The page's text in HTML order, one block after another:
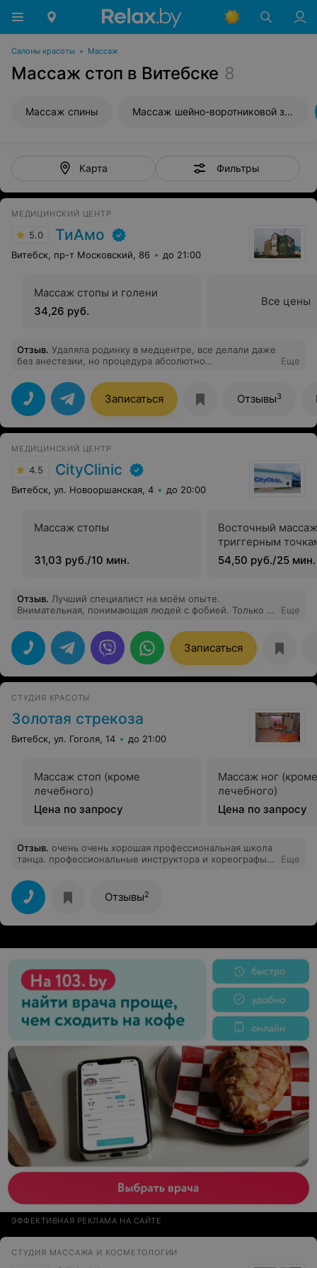
Салоны красоты • Массаж
Массаж стоп в Витебске 8
Массаж спины Массаж шейно-воротниковой зоны
Карта Фильтры
МЕДИЦИНСКИЙ ЦЕНТР
5.0 ТиАмо
Витебск, пр-т Московский, 86 до 21:00
Массаж стопы и голени
34,26 руб.
Все цены
Отзыв. Удаляла родинку в медцентре, все делали даже
без анестезии, но процедура абсолютно
Рекомендую!
Еще
Записаться Отзывы3
МЕДИЦИНСКИЙ ЦЕНТР
4.5 CityClinic
Витебск, ул. Новооршанская, 4 до 20:00
Массаж стопы
31,03 руб./10 мин.
Восточный
триггерным
54,50 руб./25 мин.
Отзыв. Лучший специалист на моём опыте.
Внимательная, понимающая людей с фобией. Только к
Еще
Записаться
СТУДИЯ КРАСОТЫ
Золотая стрекоза
Витебск, ул. Гоголя, 14 до 21:00
Массаж стоп (кроме
лечебного)
Цена по запросу
Массаж ног (кроме
лечебного)
Цена по запросу
Отзыв. очень очень хорошая профессиональная школа
танца. профессиональные инструктора и хореографы,
за это время она стала мне второй семьей. к ученикам
относятся требовательно. благодаря чему и
достигается соответствующий результат. за 1.5 года
обучения я значительно увеличила свою пластичность,
снизила вес, получила огромнейший заряд энергии и
часть своей личности. также мне есть чем гордится:
благодаря усилиям и настойчивости моих
преподавателей я смогла сесть на все три шпагата -
продольный правый и левый, и поперечный шпагат. это
единственное место в городе, среди фитнесс-клубов,
где профессионально преподают классический танец,
танец у шеста, стрип-пластику. хочу отдельно отметить
и сказать огроооомное спасибо рыженькой девочке
Даше (пилоны), Лауре (стрип-пластика) и
легендарному любимому хореографу Шаховой Олесе
... лучший клуб! стоит посетить =)
Еще
Отзывы2
ЭФФЕКТИВНАЯ РЕКЛАМА НА САЙТЕ
СТУДИЯ МАССАЖА И КОСМЕТОЛОГИИ